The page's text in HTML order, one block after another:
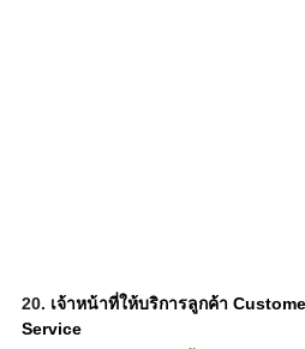
20. เจ้าหน้าที่ให้บริการลูกค้า
Service